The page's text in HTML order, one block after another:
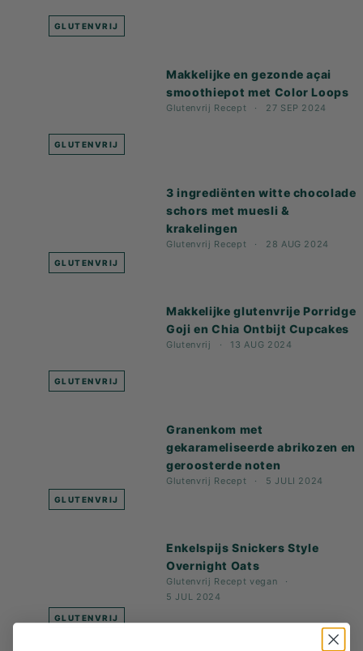
GLUTENVRIJ
GLUTENVRIJ
Makkelijke en gezonde açai
smoothiepot met Color Loops
Glutenvrij Recept 27 SEP 2024
GLUTENVRIJ
3 ingrediënten witte chocolade
schors met muesli &
krakelingen
Glutenvrij Recept 28 AUG 2024
GLUTENVRIJ
Makkelijke glutenvrije Porridge
Goji en Chia Ontbijt Cupcakes
Glutenvrij 13 AUG 2024
GLUTENVRIJ
Granenkom met
gekarameliseerde abrikozen en
geroosterde noten
Glutenvrij Recept 5 JULI 2024
GLUTENVRIJ
Enkelspijs Snickers Style
Overnight Oats
Glutenvrij Recept vegan
5 JUL 2024